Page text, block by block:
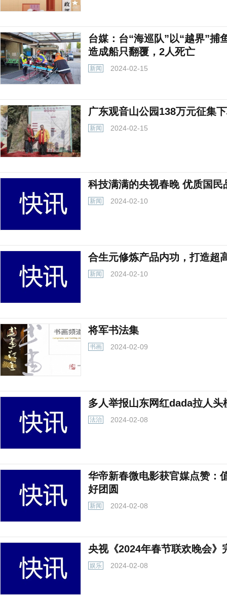
台媒：台“海巡队”以“越界”捕
造成船只翻覆，2人死亡
新闻 2024-02-15
广东观音山公园138万元征集
新闻 2024-02-15
科技满满的央视春晚 优质国
新闻 2024-02-10
合生元修炼产品内功，打造超
新闻 2024-02-10
将军书法集
书画 2024-02-09
多人举报山东网红dada拉人头
法治 2024-02-08
华帝新春微电影获官媒点赞：
好团圆
新闻 2024-02-08
央视《2024年春节联欢晚会》
娱乐 2024-02-08